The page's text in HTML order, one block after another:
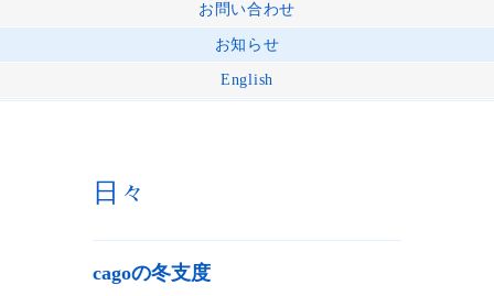
お問い合わせ
お知らせ
English
日々
cagoの冬支度